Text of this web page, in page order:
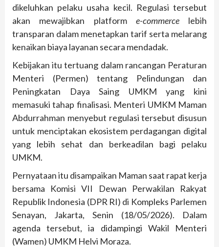
dikeluhkan pelaku usaha kecil. Regulasi tersebut
akan mewajibkan platform e-commercelebih
transparan dalam menetapkan tarif serta melarang
kenaikan biaya layanan secara mendadak.
Kebijakan itu tertuang dalam rancangan Peraturan
Menteri (Permen) tentang Pelindungan dan
Peningkatan Daya Saing UMKM yang kini
memasuki tahap finalisasi. Menteri UMKM Maman
Abdurrahman menyebut regulasi tersebut disusun
untuk menciptakan ekosistem perdagangan digital
yang lebih sehat dan berkeadilan bagi pelaku
UMKM.
Pernyataan itu disampaikan Maman saat rapat kerja
bersama Komisi VII Dewan Perwakilan Rakyat
Republik Indonesia (DPR RI) di Kompleks Parlemen
Senayan, Jakarta, Senin (18/05/2026). Dalam
agenda tersebut, ia didampingi Wakil Menteri
(Wamen) UMKM Helvi Moraza.